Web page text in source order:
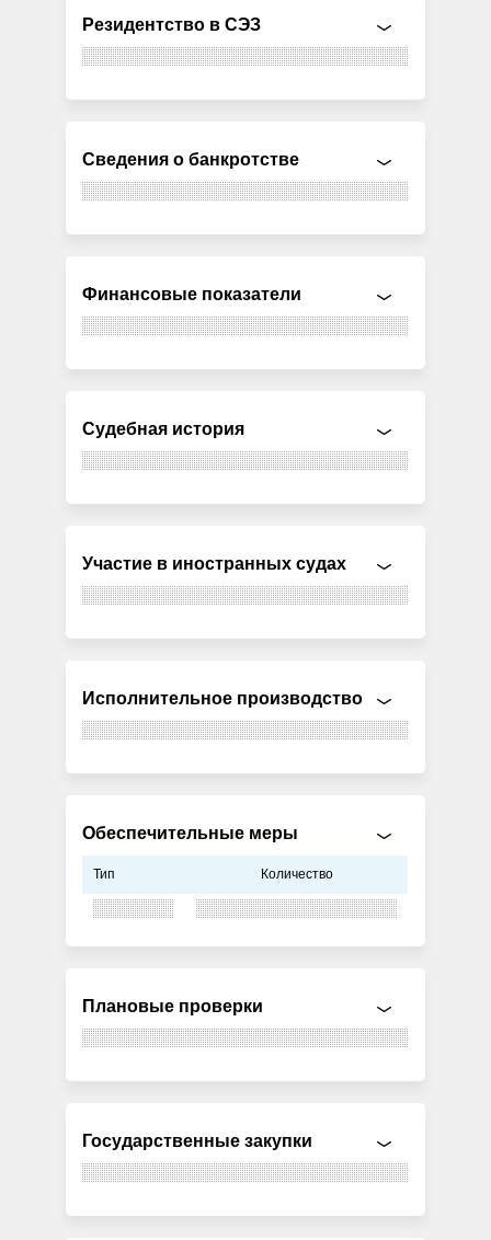
Резидентство в СЭЗ
Сведения о банкротстве
Финансовые показатели
Судебная история
Участие в иностранных судах
Исполнительное производство
Обеспечительные меры
Тип Количество
Плановые проверки
Государственные закупки